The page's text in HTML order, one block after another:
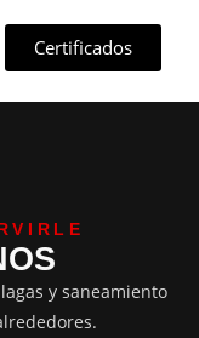
Certificados
y saneamiento